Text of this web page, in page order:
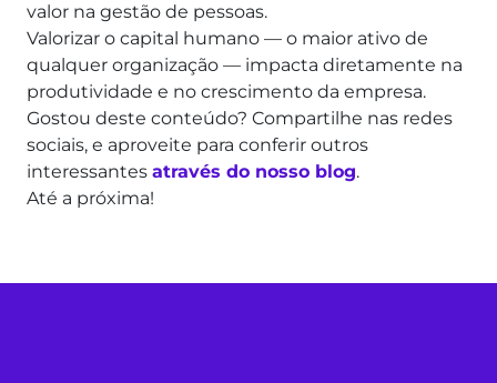
valor na gestão de pessoas.
Valorizar o capital humano — o maior ativo de
qualquer organização — impacta diretamente na
produtividade e no crescimento da empresa.
Gostou deste conteúdo? Compartilhe nas redes
sociais, e aproveite para conferir outros
interessantes através do nosso blog.
Até a próxima!